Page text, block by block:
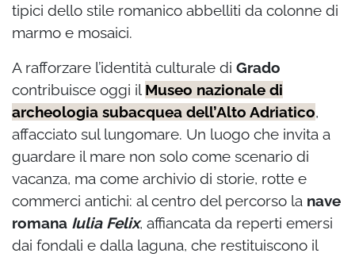
tipici dello stile romanico abbelliti da colonne di
marmo e mosaici.
A rafforzare l’identità culturale di Grado
contribuisce oggi il Museo nazionale di
archeologia subacquea dell’Alto Adriatico,
affacciato sul lungomare. Un luogo che invita a
guardare il mare non solo come scenario di
vacanza, ma come archivio di storie, rotte e
commerci antichi: al centro del percorso la nave
romana Iulia Felix, affiancata da reperti emersi
dai fondali e dalla laguna, che restituiscono il